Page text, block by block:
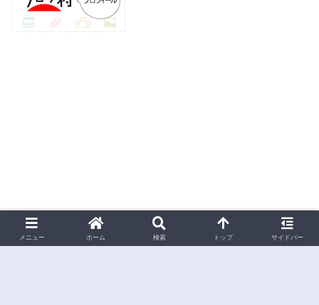
メニュー ホーム 検索 トップ サイドバー